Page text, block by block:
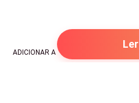
ADICIONAR A
Ler